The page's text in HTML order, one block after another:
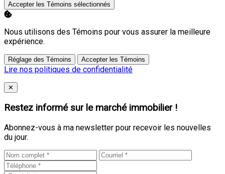
Accepter les Témoins sélectionnés
Nous utilisons des Témoins pour vous assurer la meilleure
expérience.
Réglage des Témoins Accepter les Témoins
Lire nos politiques de confidentialité
Close
✕
Restez informé sur le marché immobilier !
Abonnez-vous à ma newsletter pour recevoir les nouvelles
du jour.